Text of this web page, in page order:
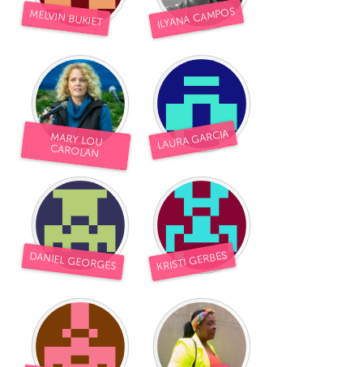
MELVIN BUKIET ILYANA CAMPOS
MARY LOU
CAROLAN LAURA GARCIA
DANIEL GEORGES KRISTI GERBES